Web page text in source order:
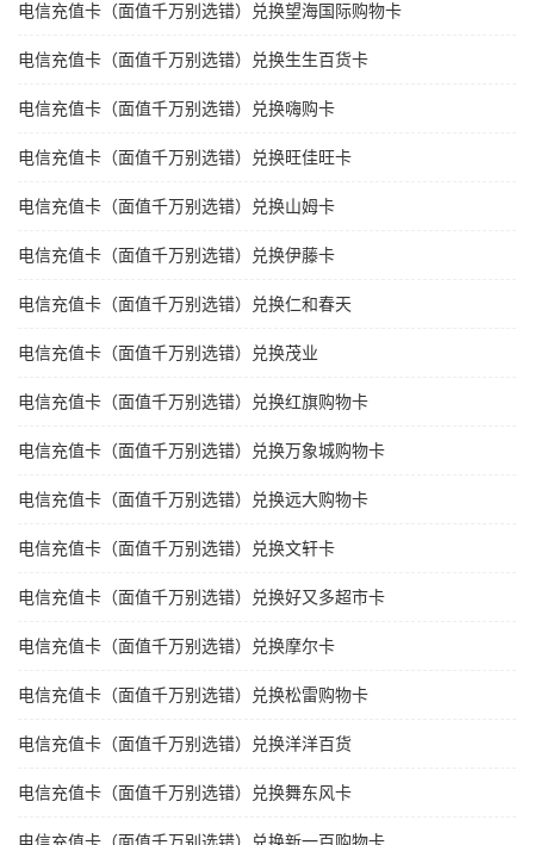
电信充值卡（面值千万别选错）兑换望海国际购物卡
电信充值卡（面值千万别选错）兑换生生百货卡
电信充值卡（面值千万别选错）兑换嗨购卡
电信充值卡（面值千万别选错）兑换旺佳旺卡
电信充值卡（面值千万别选错）兑换山姆卡
电信充值卡（面值千万别选错）兑换伊藤卡
电信充值卡（面值千万别选错）兑换仁和春天
电信充值卡（面值千万别选错）兑换茂业
电信充值卡（面值千万别选错）兑换红旗购物卡
电信充值卡（面值千万别选错）兑换万象城购物卡
电信充值卡（面值千万别选错）兑换远大购物卡
电信充值卡（面值千万别选错）兑换文轩卡
电信充值卡（面值千万别选错）兑换好又多超市卡
电信充值卡（面值千万别选错）兑换摩尔卡
电信充值卡（面值千万别选错）兑换松雷购物卡
电信充值卡（面值千万别选错）兑换洋洋百货
电信充值卡（面值千万别选错）兑换舞东风卡